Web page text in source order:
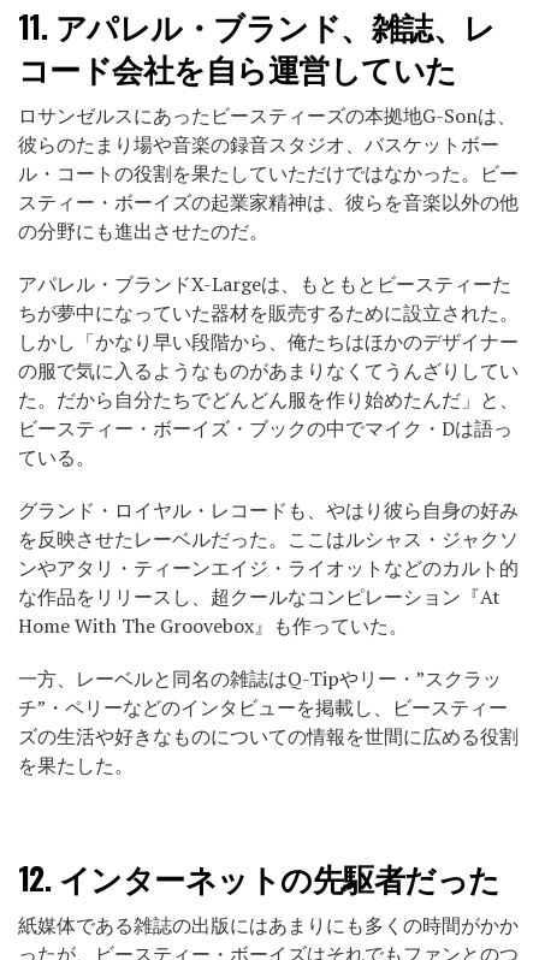
11.アパレル・ブランド、雑誌、レ
コード会社を自ら運営していた
ロサンゼルスにあったビースティーズの本拠地G-Sonは、
彼らのたまり場や音楽の録音スタジオ、バスケットボー
ル・コートの役割を果たしていただけではなかった。ビー
スティー・ボーイズの起業家精神は、彼らを音楽以外の他
の分野にも進出させたのだ。
アパレル・ブランドX-Largeは、もともとビースティーた
ちが夢中になっていた器材を販売するために設立された。
しかし「かなり早い段階から、俺たちはほかのデザイナー
の服で気に入るようなものがあまりなくてうんざりしてい
た。だから自分たちでどんどん服を作り始めたんだ」と、
ビースティー・ボーイズ・ブックの中でマイク・Dは語っ
ている。
グランド・ロイヤル・レコードも、やはり彼ら自身の好み
を反映させたレーベルだった。ここはルシャス・ジャクソ
ンやアタリ・ティーンエイジ・ライオットなどのカルト的
な作品をリリースし、超クールなコンピレーション『At
Home With The Groovebox』も作っていた。
一方、レーベルと同名の雑誌はQ-Tipやリー・”スクラッ
チ”・ペリーなどのインタビューを掲載し、ビースティー
ズの生活や好きなものについての情報を世間に広める役割
を果たした。
12.インターネットの先駆者だった
紙媒体である雑誌の出版にはあまりにも多くの時間がかか
ったが、ビースティー・ボーイズはそれでもファンとのつ